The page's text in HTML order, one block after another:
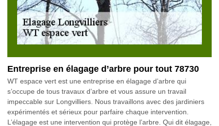
Entreprise en élagage d’arbre pour tout 78730
WT espace vert est une entreprise en élagage d’arbre qui
s’occupe de tous travaux d’arbre et vous assure un travail
impeccable sur Longvilliers. Nous travaillons avec des jardiniers
expérimentés et sérieux pour parfaire chaque intervention.
L’élagage est une intervention qui protège l’arbre. Qui dit élagage,